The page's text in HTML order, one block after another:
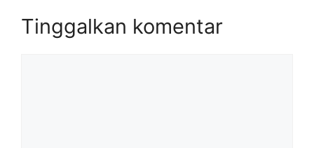
Tinggalkan komentar